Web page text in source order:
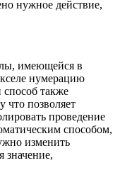
нужное действие,
имеющейся в
нумерацию
также
что позволяет
проведение
способом,
изменить
значение,